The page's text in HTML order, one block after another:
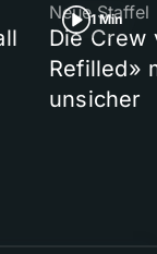
1 Min
Neue Staffel
Die Crew
Refilled»
unsicher